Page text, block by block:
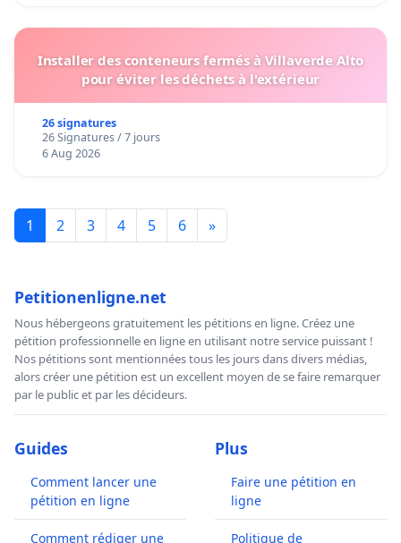
Installer des conteneurs fermés à Villaverde Alto
pour éviter les déchets à l'extérieur
26 signatures
26 Signatures / 7 jours
6 Aug 2026
1 2 3 4 5 6 »
Petitionenligne.net
Nous hébergeons gratuitement les pétitions en ligne. Créez une
pétition professionnelle en ligne en utilisant notre service puissant !
Nos pétitions sont mentionnées tous les jours dans divers médias,
alors créer une pétition est un excellent moyen de se faire remarquer
par le public et par les décideurs.
Guides
Comment lancer une
pétition en ligne
Comment rédiger une
Plus
Faire une pétition en
ligne
Politique de